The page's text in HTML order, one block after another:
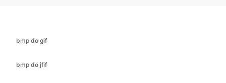
bmp do ico
bmp do jpg